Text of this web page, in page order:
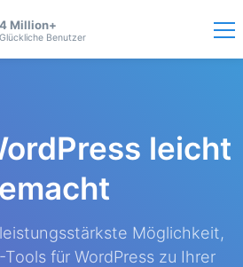
4 Million+
Glückliche Benutzer
leicht
Möglichkeit,
Tools für WordPress zu Ihrer